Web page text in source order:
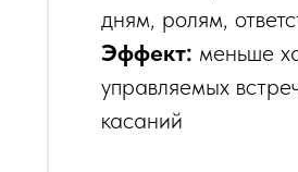
дням, ролям,
Эффект: меньше
управляемых
касаний